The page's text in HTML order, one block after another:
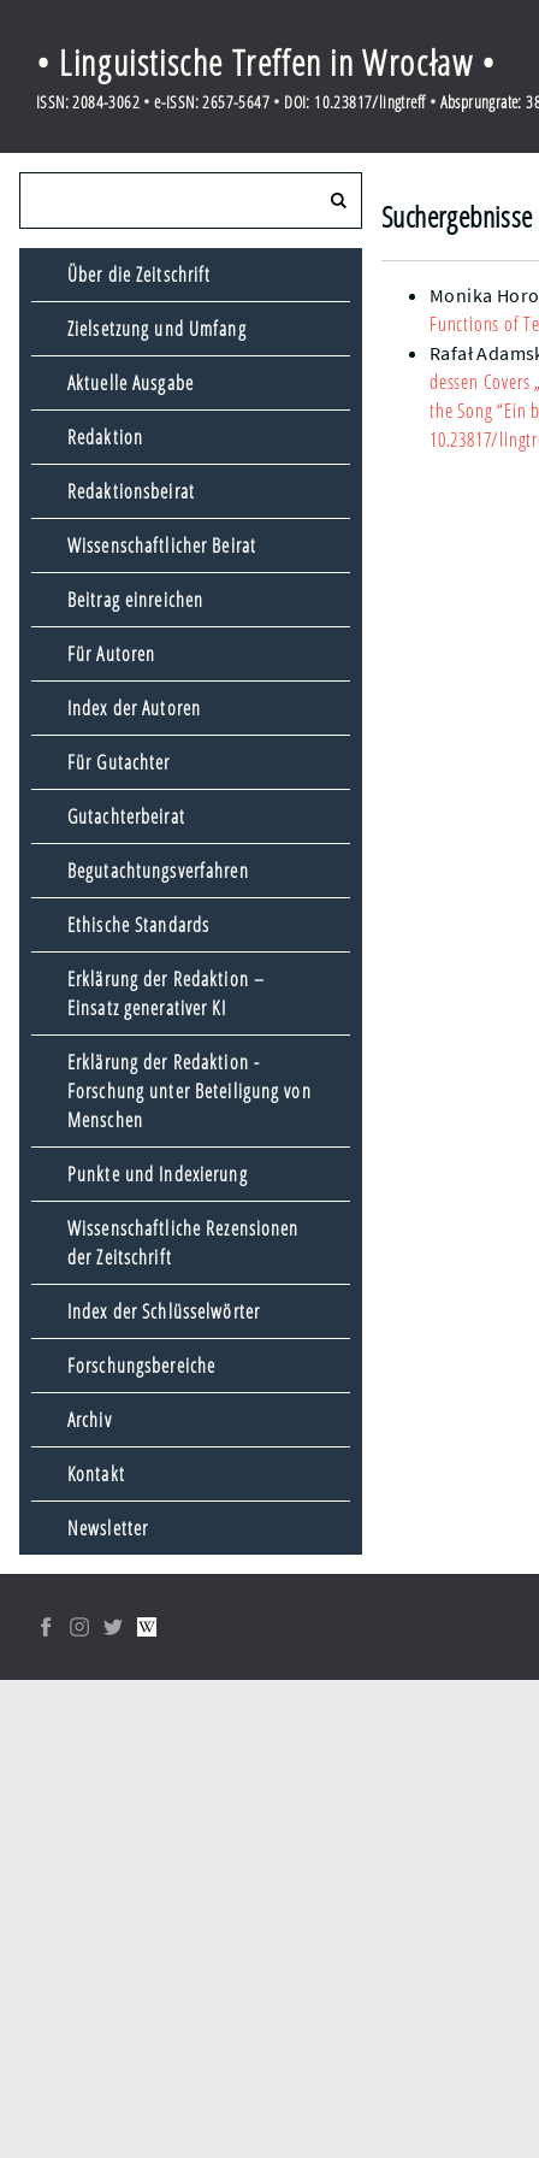
• Linguistische Treffen in Wrocław •
ISSN: 2084-3062 • e-ISSN: 2657-5647 • DOI: 10.23817/lingtreff • Absprungrate:
Über die Zeitschrift
Zielsetzung und Umfang
Aktuelle Ausgabe
Redaktion
Redaktionsbeirat
Wissenschaftlicher Beirat
Beitrag einreichen
Für Autoren
Index der Autoren
Für Gutachter
Gutachterbeirat
Begutachtungsverfahren
Ethische Standards
Erklärung der Redaktion –
Einsatz generativer KI
Erklärung der Redaktion -
Forschung unter Beteiligung von
Menschen
Punkte und Indexierung
Wissenschaftliche Rezensionen
der Zeitschrift
Index der Schlüsselwörter
Forschungsbereiche
Archiv
Kontakt
Newsletter
Monika
Functions of
Rafał
dessen Covers
the Song “Ein
10.23817/